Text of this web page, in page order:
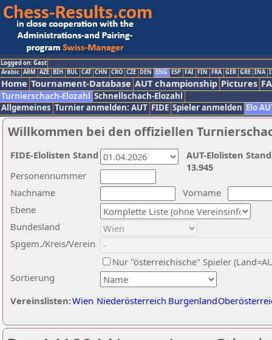
Logged on: Gast
Arabic ARM AZE BIH BUL CAT CHN CRO CZE DEN ENG ESP FAI FIN FRA GER GRE INA
Home Tournament-Database AUT championship Pictures
Turnierschach-Elozahl Schnellschach-Elozahl
Allgemeines Turnier anmelden: AUT FIDE Spieler anmelden Elo
Willkommen bei den offiziellen
Nachname
Vorname
Ebene
Sortierung
Personennummer
Bundesland
Spgem./Kreis/Verein
Nur "österreichische" Spieler
Vereinslisten:Wien Niederösterreich Burgenland
AUT-Elolisten
13.945
FIDE-Elolisten Stand